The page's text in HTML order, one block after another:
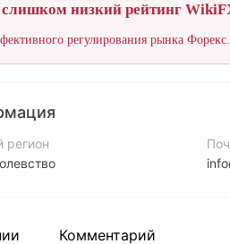
низкий рейтинг
регулирования рынка
регион
Комментарий